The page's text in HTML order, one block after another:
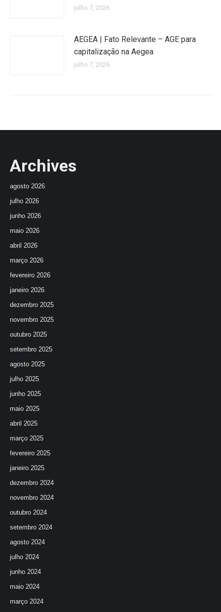
julho 7, 2026
AEGEA | Fato Relevante – AGE para
capitalização na Aegea
julho 7, 2026
Archives
agosto 2026
julho 2026
junho 2026
maio 2026
abril 2026
março 2026
fevereiro 2026
janeiro 2026
dezembro 2025
novembro 2025
outubro 2025
setembro 2025
agosto 2025
julho 2025
junho 2025
maio 2025
abril 2025
março 2025
fevereiro 2025
janeiro 2025
dezembro 2024
novembro 2024
outubro 2024
setembro 2024
agosto 2024
julho 2024
junho 2024
maio 2024
março 2024